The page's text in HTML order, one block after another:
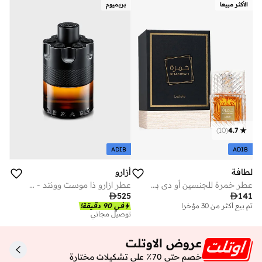
الأكثر مبيعا
4.7
(
10
)
ADIB
لطافة
عطر خمرة للجنسين أو دي بارفان من لطافة – 100 مل
141
تم بيع أكثر من 30 مؤخرا
بريميوم
ADIB
أزارو
عطر ازارو ذا موست وونتد - 100 مل
525
في 90 دقيقة!
توصيل مجاني
عروض الاوتلت
خصم حتى 70٪ على تشكيلات مختارة